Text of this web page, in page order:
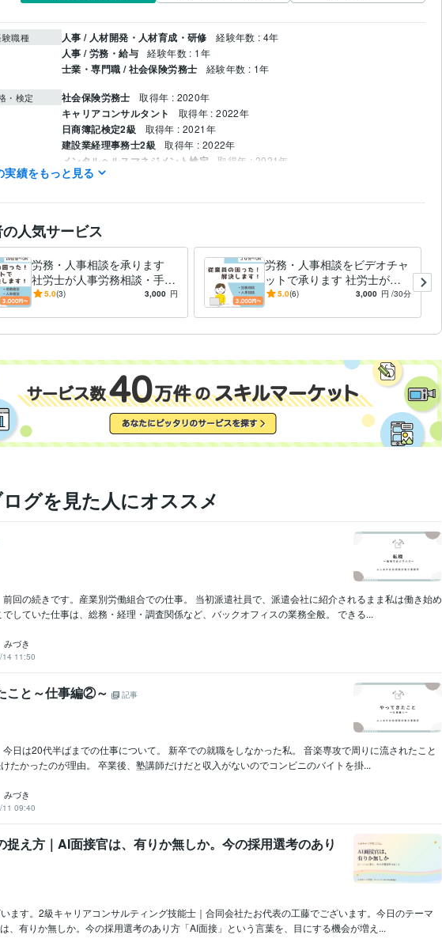
験職種 人事 / 人材開発・人材育成・研修 経験年数 : 4年
人事 / 労務・給与 経験年数 : 1年
士業・専門職 / 社会保険労務士 経験年数 : 1年
・検定 社会保険労務士 取得年 : 2020年
キャリアコンサルタント 取得年 : 2022年
日商簿記検定2級 取得年 : 2021年
建設業経理事務士2級 取得年 : 2022年
メンタルヘルスマネジメント検定 取得年 : 2021年
実績をもっと見る
人気サービス
労務・人事相談を承ります
社労士が人事労務相談・手続
き・給与計算をチャットで承
5.0(3) 3,000 円
労務・人事相談をビデオチャ
ットで承ります 社労士が人
事・労務の相談に30分から応
5.0(6) 3,000 円 /30分
グを見た人にオススメ
前回の続きです。産業別労働組合での仕事。 当初派遣社員で、派遣会社に紹介されるまま私は働き始め
でしていた仕事は、総務・経理・調査関係など、バックオフィスの業務全般。 できる...
づき
11:50
こと～仕事編②～
記事
今日は20代半ばまでの仕事について。 新卒での就職をしなかった私。 音楽専攻で周りに流されたこと
たかったのが理由。 卒業後、塾講師だけだと収入がないのでコンビニのバイトを掛...
づき
09:40
捉え方｜AI面接官は、有りか無しか。今の採用選考のあり
ます。2級キャリアコンサルティング技能士｜合同会社たお代表の工藤でございます。今日のテーマ
、有りか無しか。今の採用選考のあり方「AI面接」という言葉を、目にする機会が増え...